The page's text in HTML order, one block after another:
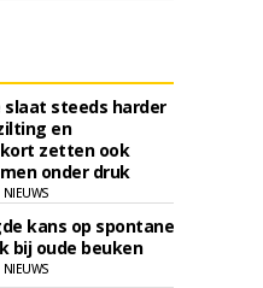
slaat steeds harder
en
zetten ook
onder druk
kans op spontane
bij oude beuken